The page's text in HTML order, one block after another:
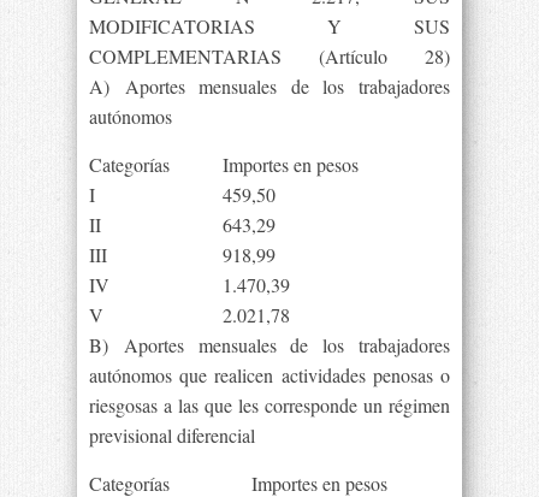
MODIFICATORIAS Y SUS
COMPLEMENTARIAS (Artículo 28)
A) Aportes mensuales de los trabajadores
autónomos
Categorías
Importes en pesos
I
459,50
II
643,29
III
918,99
IV
1.470,39
V
2.021,78
B) Aportes mensuales de los trabajadores
autónomos que realicen actividades penosas o
riesgosas a las que les corresponde un régimen
previsional diferencial
Categorías
Importes en pesos